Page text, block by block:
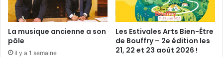
a
u
e
m
b
a
u
La musique ancienne a son
pôle
il y a 1 semaine
Les Estivales Arts Bien-Être
de Bouffry – 2e édition les
21, 22 et 23 août 2026 !